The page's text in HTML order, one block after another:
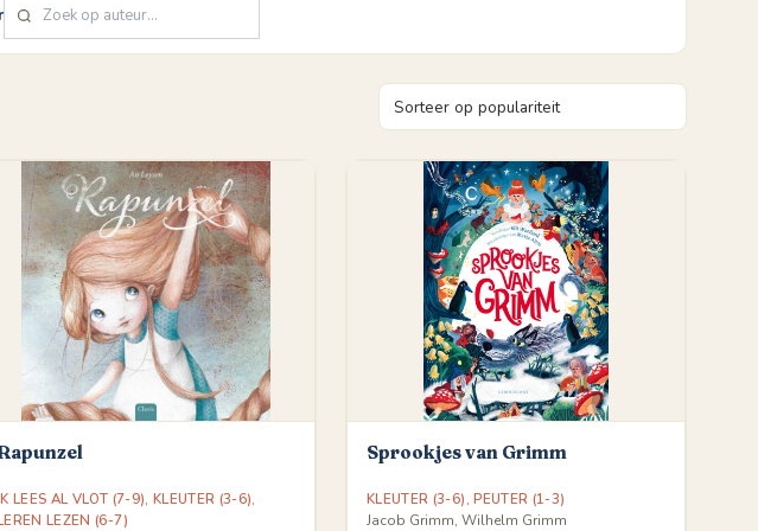
LEES AL VLOT (7-9), KLEUTER (3-6),
LEZEN (6-7)
Sprookjes van Grimm
KLEUTER (3-6),PEUTER (1-3)
Jacob Grimm, Wilhelm Grimm